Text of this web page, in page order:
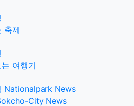
축제
여행기
Nationalpark News
City News